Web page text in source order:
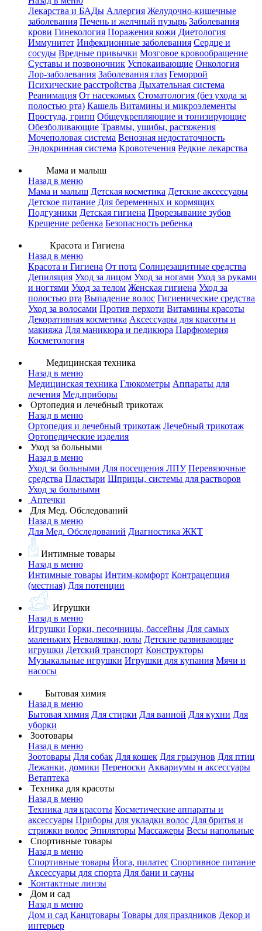
Лекарства и БАДы Аллергия Желудочно-кишечные
заболевания Печень и желчный пузырь Заболевания
крови Гинекология Поражения кожи Диетология
Иммунитет Инфекционные заболевания Сердце и
сосуды Вредные привычки Мозговое кровообращение
Суставы и позвоночник Успокаивающие Онкология
Лор-заболевания Заболевания глаз Геморрой
Психические расстройства Дыхательная система
Реанимация От насекомых Стоматология (без ухода за
полостью рта) Кашель Витамины и микроэлементы
Простуда, грипп Общеукрепляющие и тонизирующие
Обезболивающие Травмы, ушибы, растяжения
Мочеполовая система Венозная недостаточность
Эндокринная система Кровотечения Редкие лекарства
Мама и малыш
Назад в меню
Мама и малыш Детская косметика Детские аксессуары
Детское питание Для беременных и кормящих
Подгузники Детская гигиена Прорезывание зубов
Крещение ребенка Безопасность ребенка
Красота и Гигиена
Назад в меню
Красота и Гигиена От пота Солнцезащитные средства
Депиляция Уход за лицом Уход за ногами Уход за руками
и ногтями Уход за телом Женская гигиена Уход за
полостью рта Выпадение волос Гигиенические средства
Уход за волосами Против перхоти Витамины красоты
Декоративная косметика Аксессуары для красоты и
макияжа Для маникюра и педикюра Парфюмерия
Косметология
Медицинская техника
Назад в меню
Медицинская техника Глюкометры Аппараты для
лечения Мед.приборы
Ортопедия и лечебный трикотаж
Назад в меню
Ортопедия и лечебный трикотаж Лечебный трикотаж
Ортопедические изделия
Уход за больными
Назад в меню
Уход за больными Для посещения ЛПУ Перевязочные
средства Пластыри Шприцы, системы для растворов
Уход за больными
Аптечки
Для Мед. Обследований
Назад в меню
Для Мед. Обследований Диагностика ЖКТ
Интимные товары
Назад в меню
Интимные товары Интим-комфорт Контрацепция
(местная) Для потенции
Игрушки
Назад в меню
Игрушки Горки, песочницы, бассейны Для самых
маленьких Неваляшки, юлы Детские развивающие
игрушки Детский транспорт Конструкторы
Музыкальные игрушки Игрушки для купания Мячи и
насосы
Бытовая химия
Назад в меню
Бытовая химия Для стирки Для ванной Для кухни Для
уборки
Зоотовары
Назад в меню
Зоотовары Для собак Для кошек Для грызунов Для птиц
Лежанки, домики Переноски Аквариумы и аксессуары
Ветаптека
Техника для красоты
Назад в меню
Техника для красоты Косметические аппараты и
аксессуары Приборы для укладки волос Для бритья и
стрижки волос Эпиляторы Массажеры Весы напольные
Спортивные товары
Назад в меню
Спортивные товары Йога, пилатес Спортивное питание
Аксессуары для спорта Для бани и сауны
Контактные линзы
Дом и сад
Назад в меню
Дом и сад Канцтовары Товары для праздников Декор и
интерьер